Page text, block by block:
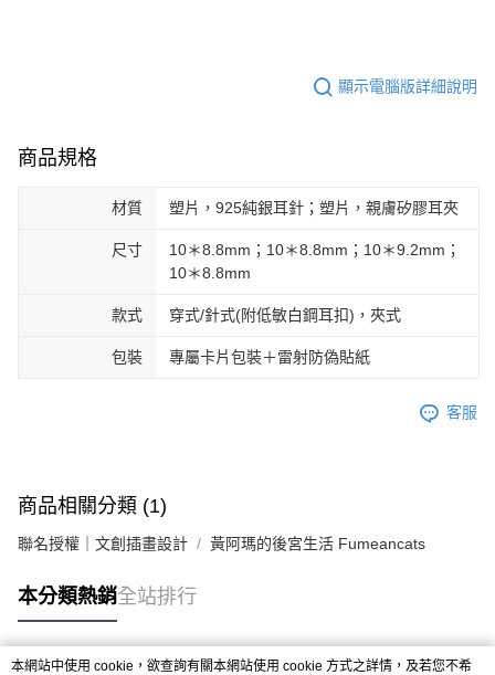
顯示電腦版詳細說明
商品規格
材質 塑片，925純銀耳針；塑片，親膚矽膠耳夾
尺寸
10＊8.8mm；10＊8.8mm；10＊9.2mm；
10＊8.8mm
款式 穿式/針式(附低敏白鋼耳扣)，夾式
包裝 專屬卡片包裝＋雷射防偽貼紙
客服
商品相關分類 (1)
聯名授權｜文創插畫設計 黃阿瑪的後宮生活 Fumeancats
本分類熱銷全站排行
本網站中使用 cookie，欲查詢有關本網站使用 cookie 方式之詳情，及若您不希